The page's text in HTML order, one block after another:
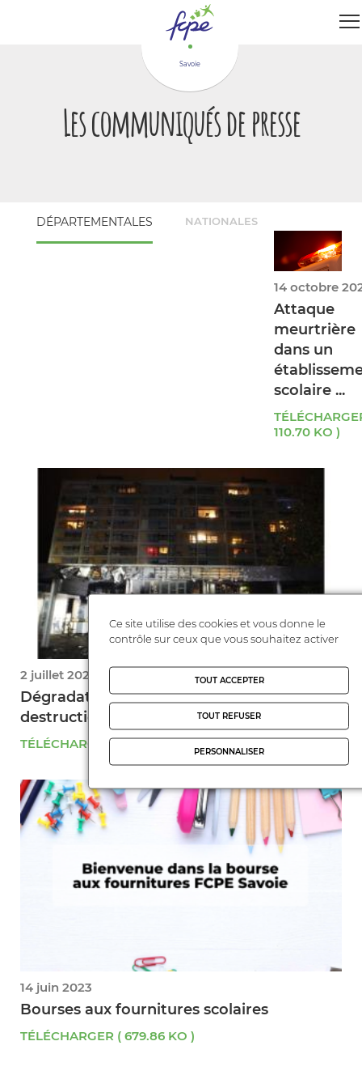
Savoie
Les communiqués de presse
DÉPARTEMENTALES NATIONALES
Attaque
meurtrière
dans un
scolaire ...
14 octobre
110.70 KO )
Dégradations de bâtiments scolaires et
destruction ...
2 juillet 2023
TÉLÉCHARGER ( 111.63 KO )
Bourses aux fournitures scolaires
14 juin 2023
TÉLÉCHARGER ( 679.86 KO )
Ce site utilise des cookies et vous donne le
contrôle sur ceux que vous souhaitez activer
TOUT ACCEPTER
TOUT REFUSER
PERSONNALISER